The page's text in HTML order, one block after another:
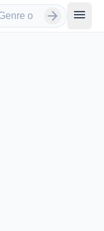
arrow_forward menu